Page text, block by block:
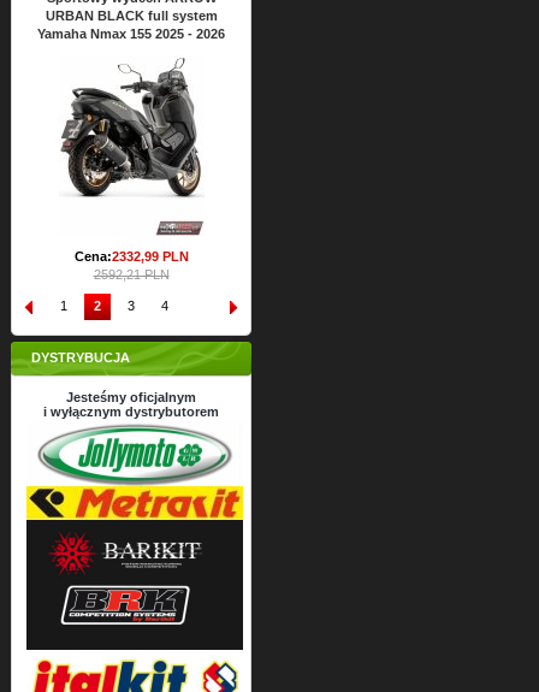
URBAN BLACK full system
Yamaha Nmax 155 2025 - 2026
Cena:2332,99PLN
2592,21 PLN
1 2 3 4
DYSTRYBUCJA
Jesteśmy oficjalnym
i wyłącznym dystrybutorem